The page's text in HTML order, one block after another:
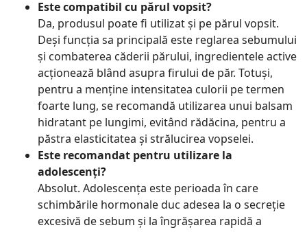
Este compatibil cu părul vopsit?
Da, produsul poate fi utilizat și pe părul vopsit.
Deși funcția sa principală este reglarea sebumului
și combaterea căderii părului, ingredientele active
acționează blând asupra firului de păr. Totuși,
pentru a menține intensitatea culorii pe termen
foarte lung, se recomandă utilizarea unui balsam
hidratant pe lungimi, evitând rădăcina, pentru a
păstra elasticitatea și strălucirea vopselei.
Este recomandat pentru utilizare la
adolescenți?
Absolut. Adolescența este perioada în care
schimbările hormonale duc adesea la o secreție
excesivă de sebum și la îngrășarea rapidă a